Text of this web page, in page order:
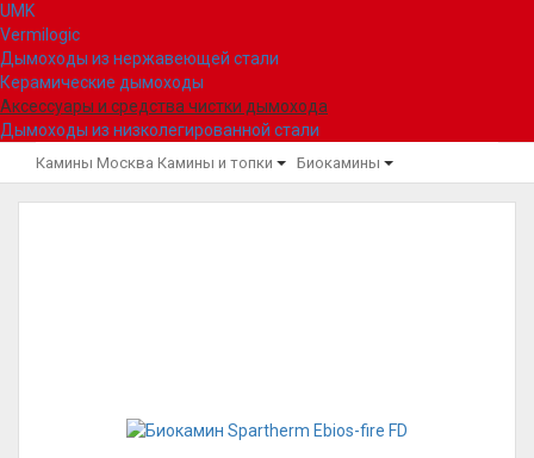
UMK
Vermilogic
Дымоходы из нержавеющей стали
Керамические дымоходы
Аксессуары и средства чистки дымохода
Дымоходы из низколегированной стали
Камины Москва Камины и топки Биокамины